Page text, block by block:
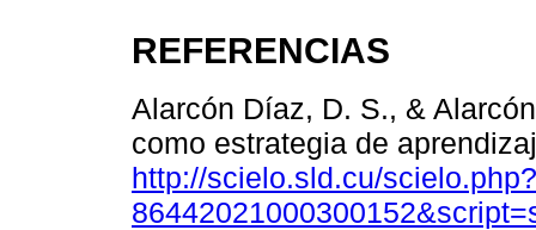
REFERENCIAS
Alarcón Díaz, D. S., &
como estrategia de
http://scielo.sld.cu/